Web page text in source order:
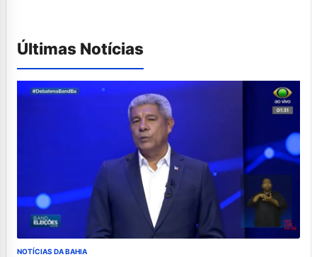
Últimas Notícias
NOTÍCIAS DA BAHIA